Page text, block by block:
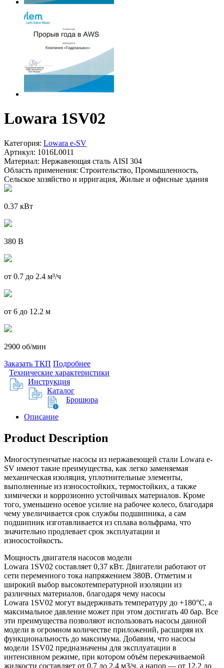
Lowara 1SV02
Категория: Lowara e-SV
Артикул: 1016L0011
Материал: Нержавеющая сталь AISI 304
Область применения: Строительство, Промышленность,
Сельское хозяйство и ирригация, Жилые и офисные здания
0.37 кВт
380 В
от 0.7 до 2.4 м³/ч
от 6 до 12.2 м
2900 об/мин
Заказать ТКП Подробнее
Технические характеристики
Инструкция
Каталог
Брошюра
Описание
Product Description
Многоступенчатые насосы из нержавеющей стали Lowara e-
SV имеют такие преимущества, как легко заменяемая
механическая изоляция, уплотнительные элементы,
выполненные из износостойких, термостойких, а также
химически и коррозионно устойчивых материалов. Кроме
того, уменьшено осевое усилие на рабочее колесо, благодаря
чему увеличивается срок службы подшипника, а сам
подшипник изготавливается из сплава вольфрама, что
значительно продлевает срок эксплуатации и
износостойкость.
Мощность двигателя насосов модели
Lowara 1SV02 составляет 0,37 кВт. Двигатели работают от
сети переменного тока напряжением 380В. Отметим и
широкий выбор высокотемпературной изоляции из
различных материалов, благодаря чему насосы
Lowara 1SV02 могут выдерживать температуру до +180°C, а
максимальное давление может при этом достигать 40 бар. Все
эти преимущества позволяют использовать насосы данной
модели в огромном количестве приложений, расширяя их
функциональность до максимума. Добавим, что насосы
модели 1SV02 предназначены для эксплуатации в
интенсивном режиме, при котором объём перекачиваемой
жидкости составляет от 0,7 до 2,4 м3/ч, а напор — от 12,2 до